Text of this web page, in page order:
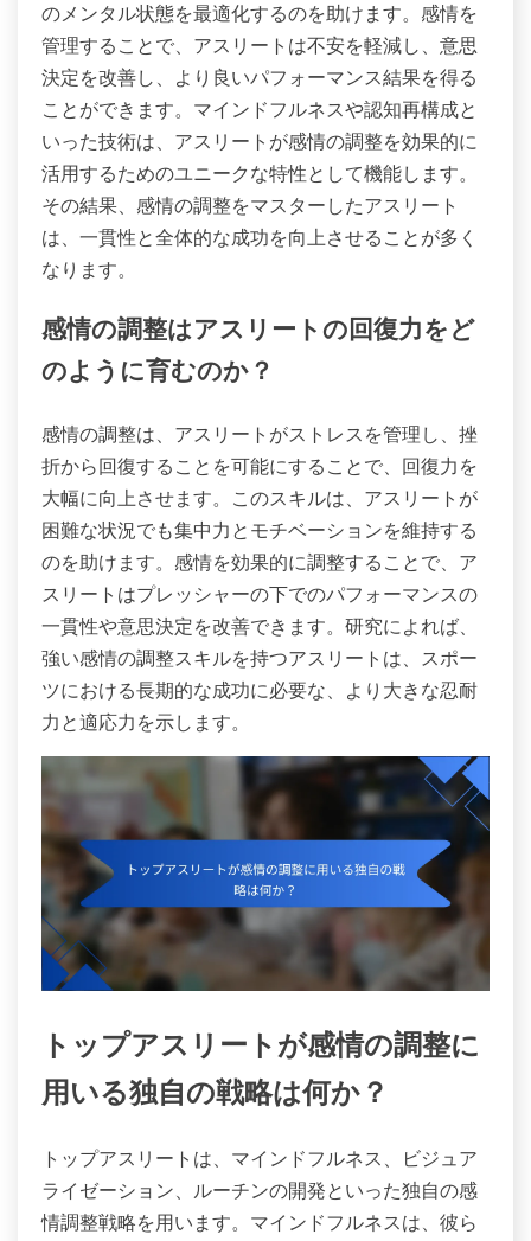
のメンタル状態を最適化するのを助けます。感情を
管理することで、アスリートは不安を軽減し、意思
決定を改善し、より良いパフォーマンス結果を得る
ことができます。マインドフルネスや認知再構成と
いった技術は、アスリートが感情の調整を効果的に
活用するためのユニークな特性として機能します。
その結果、感情の調整をマスターしたアスリート
は、一貫性と全体的な成功を向上させることが多く
なります。
感情の調整はアスリートの回復力をど
のように育むのか？
感情の調整は、アスリートがストレスを管理し、挫
折から回復することを可能にすることで、回復力を
大幅に向上させます。このスキルは、アスリートが
困難な状況でも集中力とモチベーションを維持する
のを助けます。感情を効果的に調整することで、ア
スリートはプレッシャーの下でのパフォーマンスの
一貫性や意思決定を改善できます。研究によれば、
強い感情の調整スキルを持つアスリートは、スポー
ツにおける長期的な成功に必要な、より大きな忍耐
力と適応力を示します。
トップアスリートが感情の調整に
用いる独自の戦略は何か？
トップアスリートは、マインドフルネス、ビジュア
ライゼーション、ルーチンの開発といった独自の感
情調整戦略を用います。マインドフルネスは、彼ら